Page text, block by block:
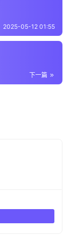
2025-05-12 01:55
下一篇